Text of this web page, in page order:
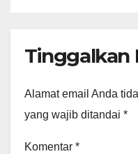
Tinggalkan
Alamat email Anda
yang wajib ditandai *
Komentar *